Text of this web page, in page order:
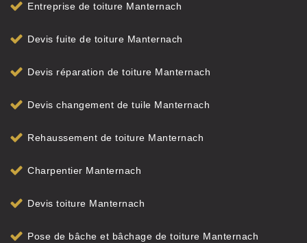
Entreprise de toiture Manternach
Devis fuite de toiture Manternach
Devis réparation de toiture Manternach
Devis changement de tuile Manternach
Rehaussement de toiture Manternach
Charpentier Manternach
Devis toiture Manternach
Pose de bâche et bâchage de toiture Manternach